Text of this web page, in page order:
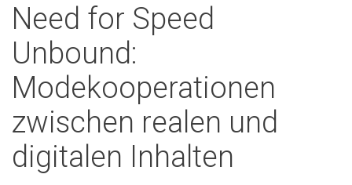
Need for Speed
Unbound:
Modekooperationen
zwischen realen und
digitalen Inhalten